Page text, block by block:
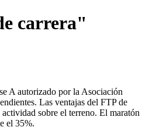
carrera"
A autorizado por la Asociación
Las ventajas del FTP de
sobre el terreno. El maratón
el 35%.